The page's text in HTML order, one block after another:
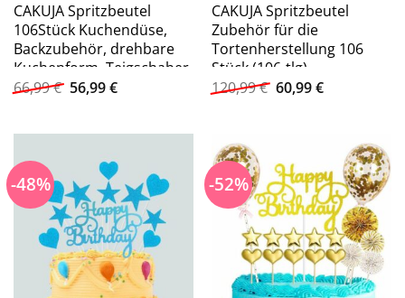
CAKUJA Spritzbeutel
106Stück Kuchendüse,
Backzubehör, drehbare
Kuchenform, Teigschaber
(106-tlg) Einrahmungstüte
66,99€ Ursprünglicher
Preis
66,99 €
56,99€Aktueller
56,99 €.
CAKUJA Spritzbeutel
Zubehör für die
Tortenherstellung 106
Stück (106-tlg)
120,99€ Ursprünglicher
Preis
60,99€Aktueller
-48% -52%